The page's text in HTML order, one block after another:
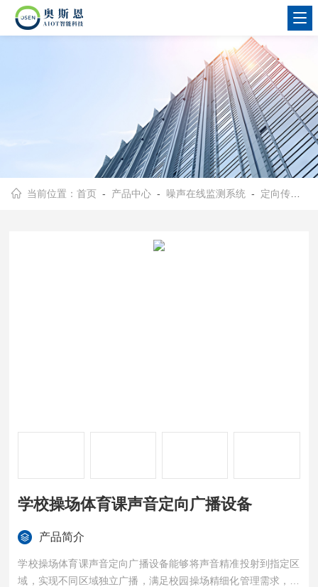
当前位置：首页 - 产品中心 - 噪声在线监测系统 - 定向传声音响
学校操场体育课声音定向广播设备
产品简介
学校操场体育课声音定向广播设备能够将声音精准投射到指定区
域，实现不同区域独立广播，满足校园操场精细化管理需求，让